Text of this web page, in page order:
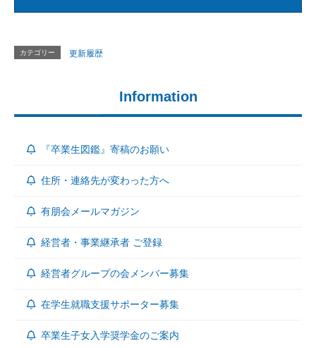
カテゴリー 更新履歴
Information
『卒業生図鑑』寄稿のお願い
住所・連絡先が変わった方へ
有朋会メールマガジン
経営者・事業継承者 ご登録
経営者グループの会メンバー募集
在学生就職支援サポーター募集
卒業生子女入学奨学金のご案内